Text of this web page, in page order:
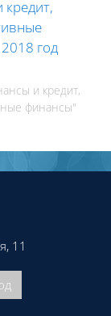
год
и кредит,
финансы"
11